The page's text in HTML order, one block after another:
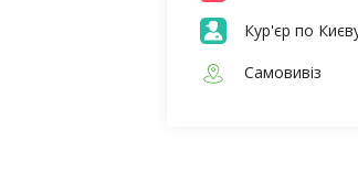
Кур'єр по
Самовивіз